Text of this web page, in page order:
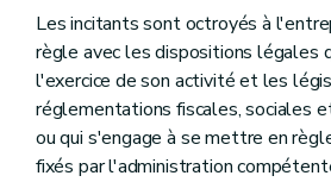
Les incitants sont octroyés à
règle avec les dispositions légales
l'exercice de son activité et les
réglementations fiscales, sociales
ou qui s'engage à se mettre en
fixés par l'administration